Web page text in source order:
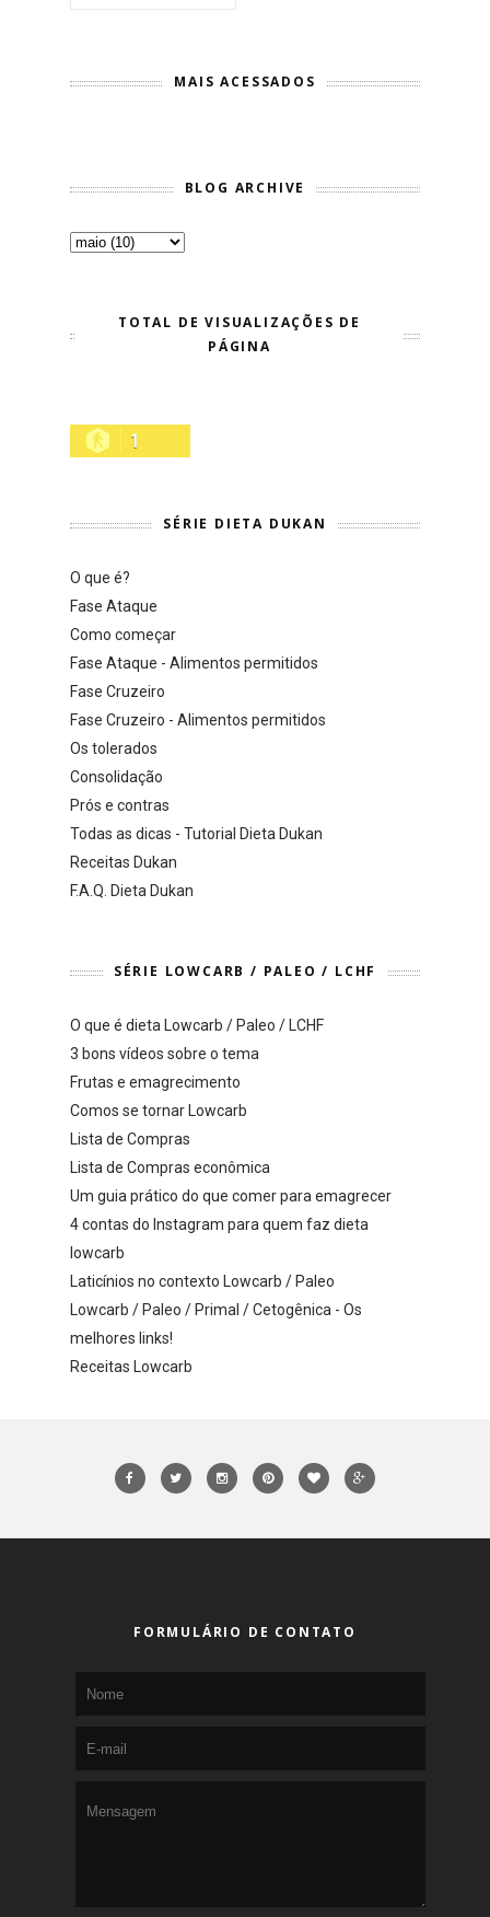
MAIS ACESSADOS
BLOG ARCHIVE
TOTAL DE VISUALIZAÇÕES DE
PÁGINA
1
SÉRIE DIETA DUKAN
O que é?
Fase Ataque
Como começar
Fase Ataque - Alimentos permitidos
Fase Cruzeiro
Fase Cruzeiro - Alimentos permitidos
Os tolerados
Consolidação
Prós e contras
Todas as dicas - Tutorial Dieta Dukan
Receitas Dukan
F.A.Q. Dieta Dukan
SÉRIE LOWCARB / PALEO / LCHF
O que é dieta Lowcarb / Paleo / LCHF
3 bons vídeos sobre o tema
Frutas e emagrecimento
Comos se tornar Lowcarb
Lista de Compras
Lista de Compras econômica
Um guia prático do que comer para emagrecer
4 contas do Instagram para quem faz dieta
lowcarb
Laticínios no contexto Lowcarb / Paleo
Lowcarb / Paleo / Primal / Cetogênica - Os
melhores links!
Receitas Lowcarb
FORMULÁRIO DE CONTATO